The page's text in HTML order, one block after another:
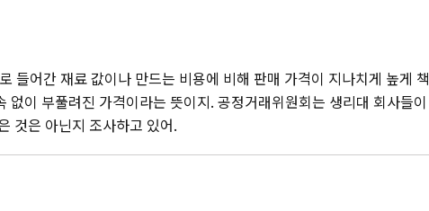
들어간 재료 값이나 만드는 비용에 비해 판매 가격이 지나치게 높게 책
없이 부풀려진 가격이라는 뜻이지. 공정거래위원회는 생리대 회사들이
것은 아닌지 조사하고 있어.